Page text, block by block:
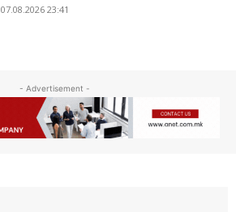
07.08.2026 23:41
- Advertisement -